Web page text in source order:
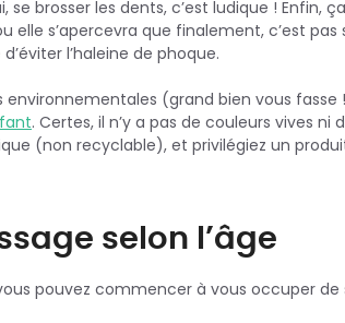
brosser les dents, c’est ludique ! Enfin,
elle s’apercevra que finalement, c’est
l’haleine de phoque.
environnementales (grand bien vous
. Certes, il n’y a pas de couleurs vives ni
(non recyclable), et privilégiez un
selon l’âge
pouvez commencer à vous occuper de